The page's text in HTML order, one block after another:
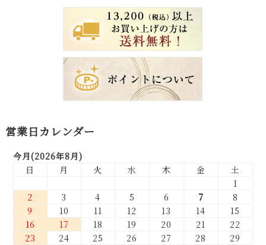
営業日カレンダー
今月(2026年8月)
日
月 火 水 木 金
土
1
2
3 4 5 6 7
8
9
10 11 12 13 14
15
16
17 18 19 20 21
22
23
24 25 26 27 28
29